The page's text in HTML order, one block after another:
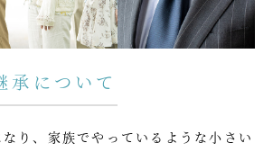
承について
り、家族でやっているような小さい